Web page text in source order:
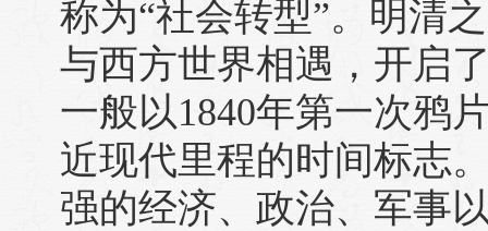
称为“社会转型”。明清
与西方世界相遇，开启
一般以1840年第一次鸦
近现代里程的时间标志
强的经济、政治、军事